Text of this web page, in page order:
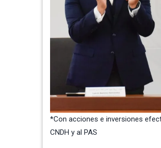
*Con acciones e inversiones
CNDH y al PAS